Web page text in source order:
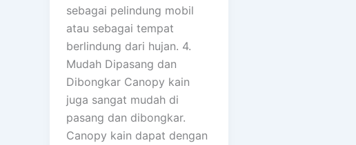
sebagai pelindung mobil
atau sebagai tempat
berlindung dari hujan. 4.
Mudah Dipasang dan
Dibongkar Canopy kain
juga sangat mudah di
pasang dan dibongkar.
Canopy kain dapat dengan